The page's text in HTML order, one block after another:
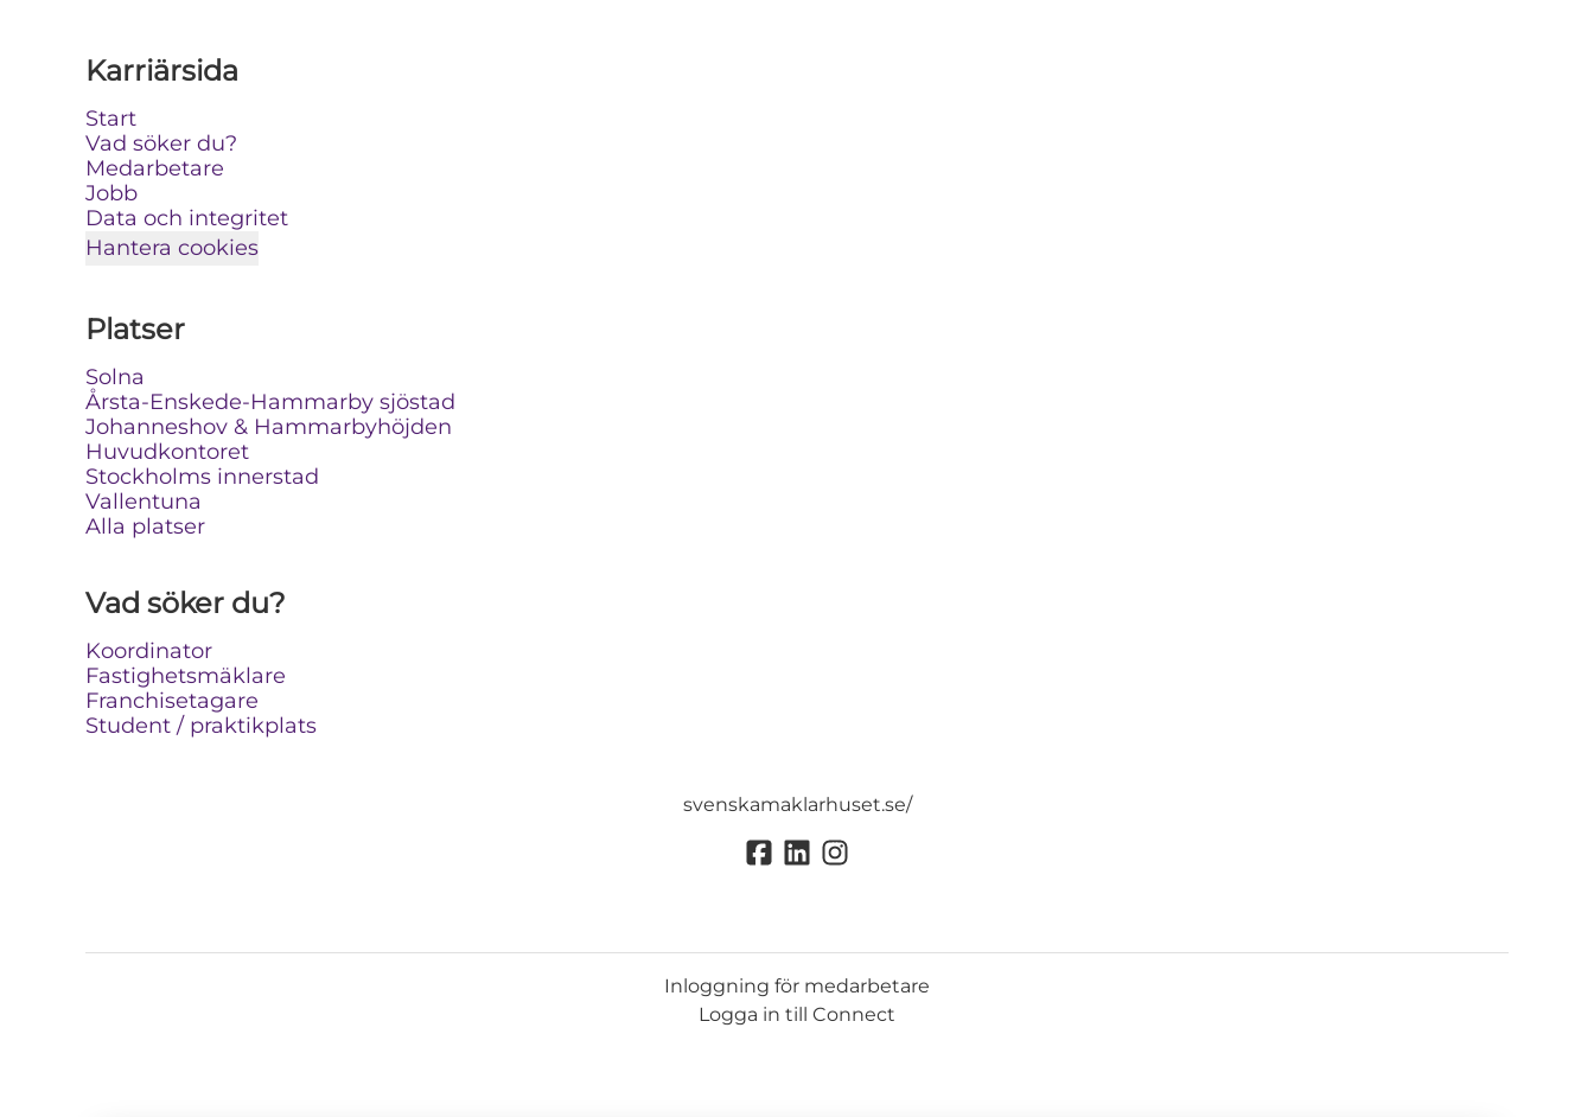
Karriärsida
Start
Vad söker du?
Medarbetare
Jobb
Data och integritet
Hantera cookies
Platser
Solna
Årsta-Enskede-Hammarby sjöstad
Johanneshov & Hammarbyhöjden
Huvudkontoret
Stockholms innerstad
Vallentuna
Alla platser
Vad söker du?
Koordinator
Fastighetsmäklare
Franchisetagare
Student / praktikplats
svenskamaklarhuset.se/
Inloggning för medarbetare
Logga in till Connect